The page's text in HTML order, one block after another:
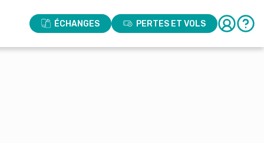
ÉCHANGES PERTES ET VOLS